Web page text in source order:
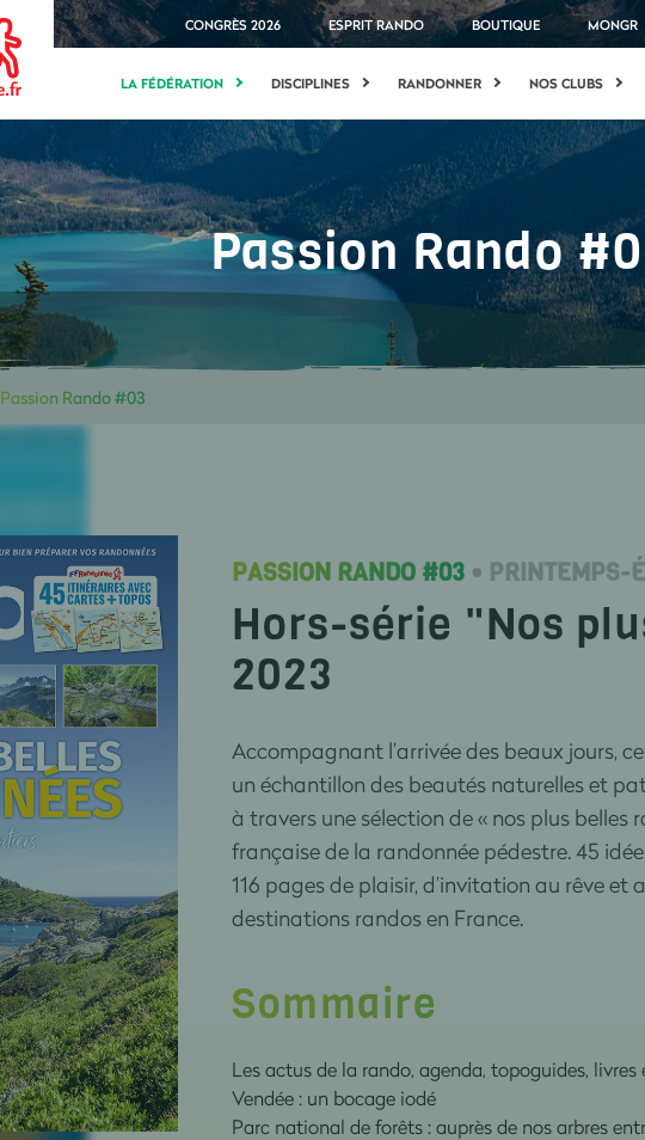
CONGRÈS 2026 ESPRIT RANDO BOUTIQUE MONGR
LA FÉDÉRATION DISCIPLINES RANDONNER NOS CLUBS
Passion Rando
Passion Rando #03
PASSION RANDO #03 • PRINTEMPS-
Hors-série "Nos
2023
Accompagnant l’arrivée des beaux jours,
un échantillon des beautés naturelles et
à travers une sélection de « nos plus
française de la randonnée pédestre. 45
116 pages de plaisir, d’invitation au rêve
destinations randos en France.
Sommaire
Les actus de la rando, agenda, topoguides,
Vendée : un bocage iodé
Parc national de forêts : auprès de nos arbres